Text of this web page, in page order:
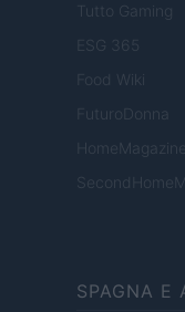
Tutto Gaming
ESG 365
Food Wiki
FuturoDonna
HomeMagazine
SPAGNA E